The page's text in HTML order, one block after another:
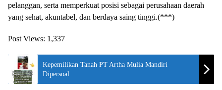
pelanggan, serta memperkuat posisi sebagai perusahaan daerah
yang sehat, akuntabel, dan berdaya saing tinggi.(***)
Post Views: 1,337
Kepemilikan Tanah PT Artha Mulia Mandiri
Dipersoal